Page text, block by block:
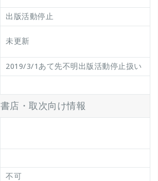
出版活動停止
未更新
2019/3/1あて先不明出版活動停止扱い
書店・取次向け情報
不可